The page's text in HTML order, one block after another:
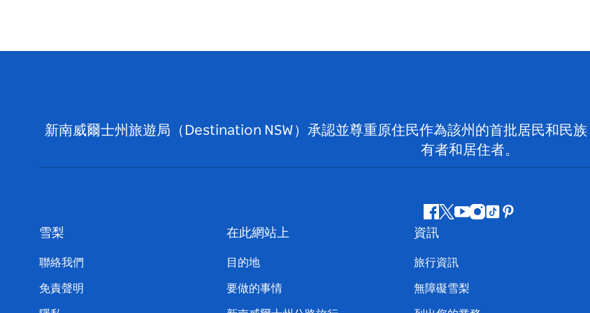
新南威爾士州旅遊局（Destination NSW）承認並尊重原住民作為該州的首批居民和民
有者和居住者。
Facebook
嘰
喳
喳
Youtube
Instagram
抖 Pinterest
雪梨
聯絡我們
免責聲明
在此網站上
目的地
要做的事情
資訊
旅行資訊
無障礙雪梨